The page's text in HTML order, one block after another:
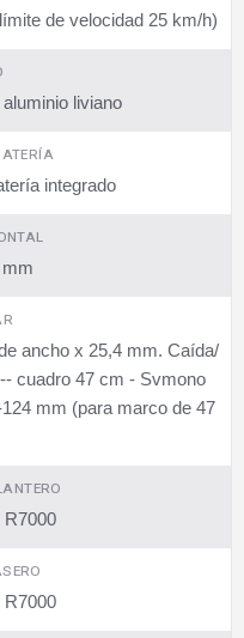
de velocidad 25 km/h)
liviano
integrado
ancho x 25,4 mm. Caída/
cuadro 47 cm - Svmono
mm (para marco de 47
R7000
R7000